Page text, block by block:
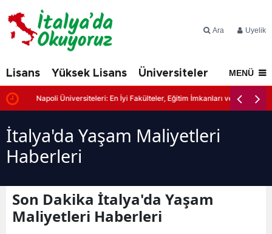
Ara Üyelik
Lisans Yüksek Lisans Üniversiteler İtalya'da
MENÜ
Napoli Üniversiteleri: En İyi Fakülteler, Eğitim İmkanları ve Başvuru
İtalya'da Yaşam Maliyetleri
Haberleri
Son Dakika İtalya'da Yaşam
Maliyetleri Haberleri